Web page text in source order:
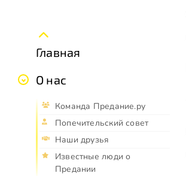
Главная
О нас
Команда Предание.ру
Попечительский совет
Наши друзья
Известные люди о
Предании